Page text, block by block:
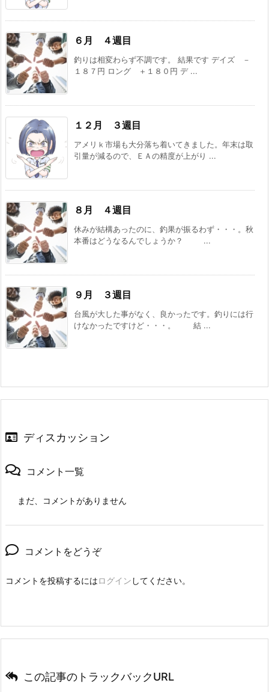
６月 ４週目
釣りは相変わらず不調です。 結果です デイズ －
１８７円 ロング ＋１８０円 デ ...
１２月 ３週目
アメリｋ市場も大分落ち着いてきました。年末は取
引量が減るので、ＥＡの精度が上がり ...
８月 ４週目
休みが結構あったのに、釣果が振るわず・・・。秋
本番はどうなるんでしょうか？ ...
９月 ３週目
台風が大した事がなく、良かったです。釣りには行
けなかったですけど・・・。 結 ...
ディスカッション
コメント一覧
まだ、コメントがありません
コメントをどうぞ
コメントを投稿するにはログイン してください。
この記事のトラックバックURL